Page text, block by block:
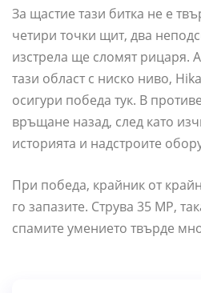
За щастие тази битка не е
четири точки щит, два
изстрела ще сломят рицаря.
тази област с ниско ниво,
осигури победа тук. В
връщане назад, след като
историята и надстроите
При победа, крайник от
го запазите. Струва 35 MP,
спамите умението твърде